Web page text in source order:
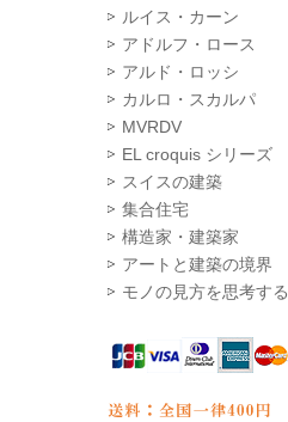
ルイス・カーン
アドルフ・ロース
アルド・ロッシ
カルロ・スカルパ
MVRDV
EL croquis シリーズ
スイスの建築
集合住宅
構造家・建築家
アートと建築の境界
モノの見方を思考する